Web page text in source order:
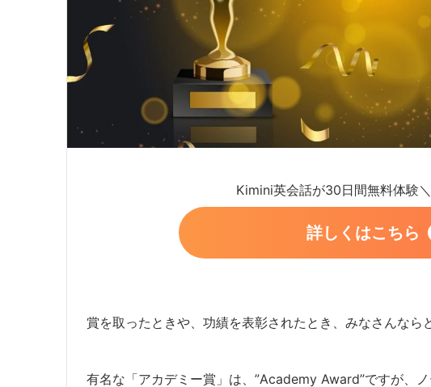
Kimini英会話が30日間無料体験
詳しくはこちら
賞を取ったときや、功績を表彰されたとき、みなさんなら
有名な「アカデミー賞」は、”Academy Award”ですが、